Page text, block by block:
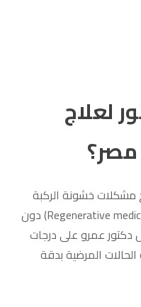
لعلاج
خشونة الركبة
باستخدام تقنيات الطب التجديدي (Regenerative medicine) دون
دكتور عمرو على درجات
المرضية بدقة